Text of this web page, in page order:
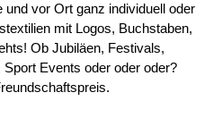
vor Ort ganz individuell oder
mit Logos, Buchstaben,
Ob Jubiläen, Festivals,
Events oder oder oder?